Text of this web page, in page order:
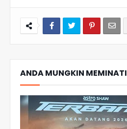
ANDA MUNGKIN MEMINATI